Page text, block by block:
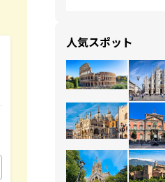
人気スポット